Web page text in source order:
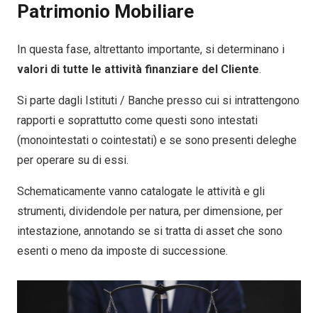
Patrimonio Mobiliare
In questa fase, altrettanto importante, si determinano i
valori di tutte le attività finanziare del Cliente.
Si parte dagli Istituti / Banche presso cui si intrattengono
rapporti e soprattutto come questi sono intestati
(monointestati o cointestati) e se sono presenti deleghe
per operare su di essi.
Schematicamente vanno catalogate le attività e gli
strumenti, dividendole per natura, per dimensione, per
intestazione, annotando se si tratta di asset che sono
esenti o meno da imposte di successione.